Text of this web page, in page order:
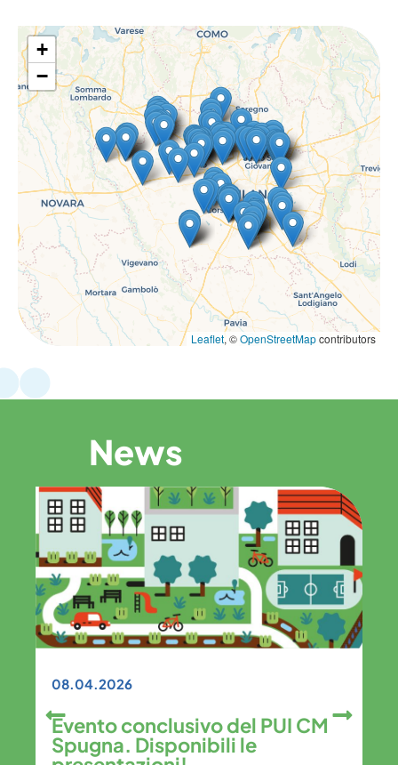
+
−
Leaflet, ©OpenStreetMapcontributors
News
08.04.2026
Evento conclusivo del PUI CM
Spugna. Disponibili le